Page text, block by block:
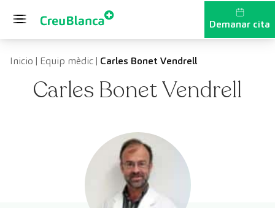
Demanar cita
Inicio | Equip mèdic| Carles Bonet Vendrell
Carles Bonet Vendrell